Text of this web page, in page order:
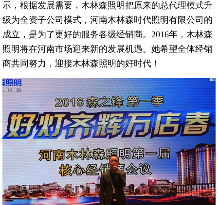
示，根据发展需要，木林森照明把原来的总代理模式升
级为全资子公司模式，河南木林森时代照明有限公司的
成立，是为了更好的服务各级经销商。2016年，木林森
照明将在河南市场迎来新的发展机遇。她希望全体经销
商共同努力，迎接木林森照明的好时代！